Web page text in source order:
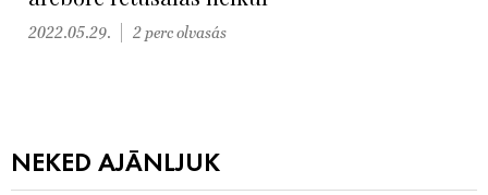
2022.05.29. 2 perc olvasás
NEKED AJÁNLJUK